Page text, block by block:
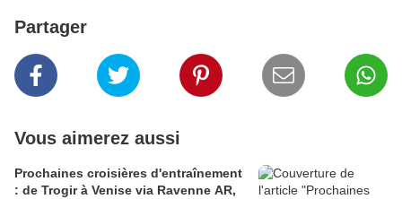
Partager
Vous aimerez aussi
Prochaines croisières d'entraînement
: de Trogir à Venise via Ravenne AR,